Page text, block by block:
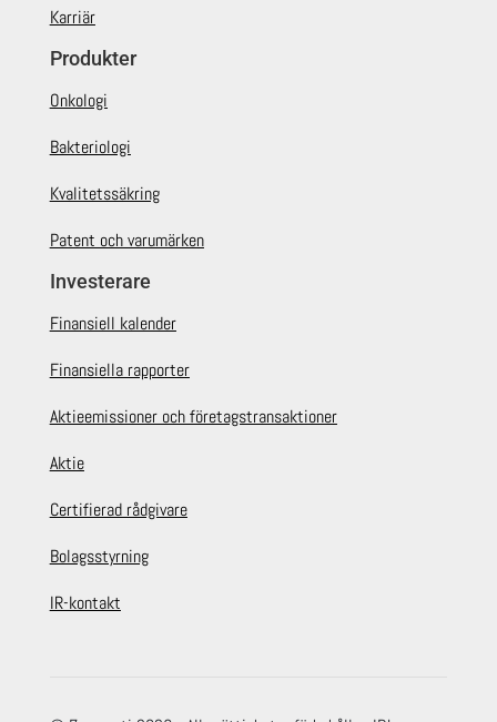
Karriär
Produkter
Onkologi
Bakteriologi
Kvalitetssäkring
Patent och varumärken
Investerare
Finansiell kalender
Finansiella rapporter
Aktieemissioner och företagstransaktioner
Aktie
Certifierad rådgivare
Bolagsstyrning
IR-kontakt